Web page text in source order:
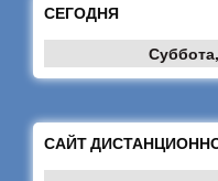
СЕГОДНЯ
САЙТ